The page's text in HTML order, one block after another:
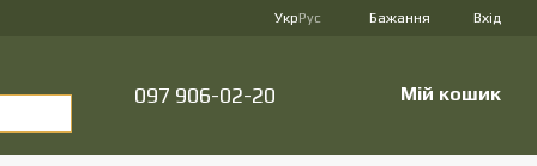
УкрРус Бажання Вхід
097 906-02-20 Мій кошик